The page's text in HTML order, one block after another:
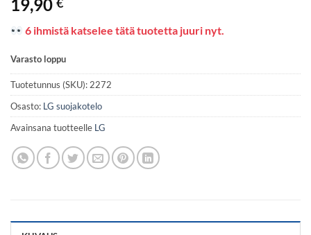
19,90
6 ihmistä katselee tätä tuotetta juuri nyt.
Varasto loppu
Tuotetunnus (SKU): 2272
Osasto: LG suojakotelo
Avainsana tuotteelle LG